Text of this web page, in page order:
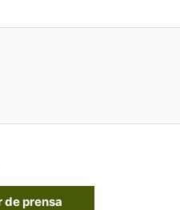
de prensa